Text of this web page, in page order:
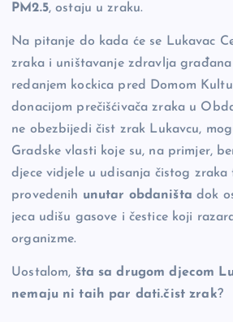
PM2.5, ostaju u zraku.
Na pitanje do kada će se Lukavac
zraka i uništavanje zdravlja
redanjem kockica pred Domom
donacijom prečišćivača zraka u
ne obezbijedi čist zrak Lukavcu,
Gradske vlasti koje su, na primjer,
djece vidjele u udisanja čistog zraka
provedenih unutar obdaništa dok
jeca udišu gasove i čestice koji
organizme.
Uostalom, šta sa drugom djecom
nemaju ni taih par dati.čist zrak?